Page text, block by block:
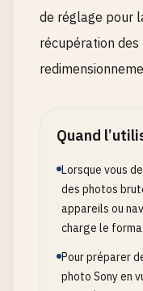
de réglage pour
récupération
Quand
Lorsque vous
des photos
appareils ou
charge le
Pour préparer
photo Sony en